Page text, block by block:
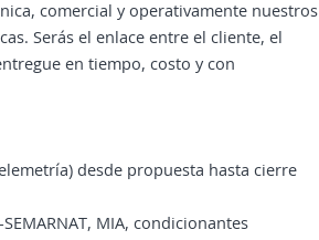
comercial y operativamente nuestros
Serás el enlace entre el cliente, el
en tiempo, costo y con
desde propuesta hasta cierre
MIA, condicionantes